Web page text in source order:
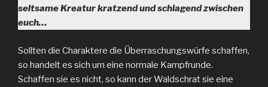
seltsame Kreatur kratzend und schlagend zwischen
euch…
Sollten die Charaktere die Überraschungswürfe schaffen,
so handelt es sich um eine normale Kampfrunde.
Schaffen sie es nicht, so kann der Waldschrat sie eine